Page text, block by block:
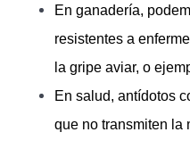
En ganadería,
resistentes a
la gripe aviar, o
En salud, antídotos
que no transmiten la